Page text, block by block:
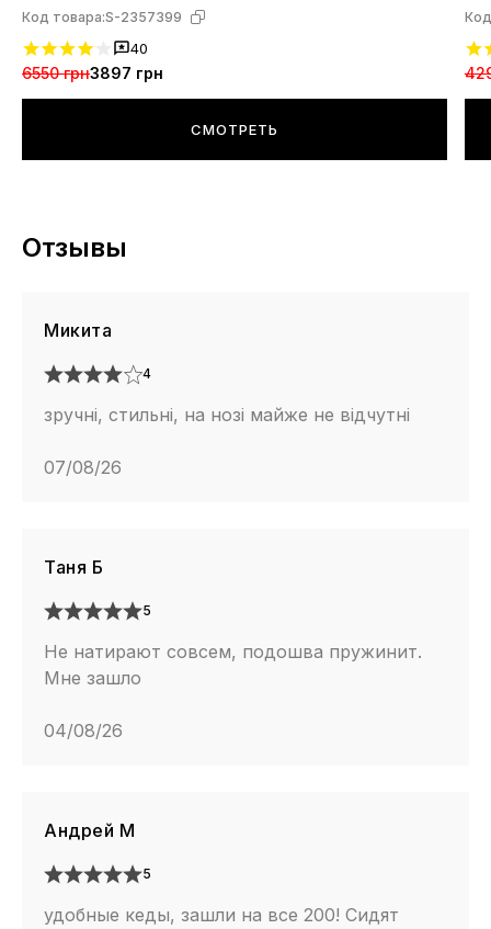
Код товара:S-2357399
40
6550 грн3897 грн
СМОТРЕТЬ
Отзывы
Микита
4
зручні, стильні, на нозі майже не відчутні
07/08/26
Таня Б
5
Не натирают совсем, подошва пружинит.
Мне зашло
04/08/26
Андрей М
5
удобные кеды, зашли на все 200! Сидят